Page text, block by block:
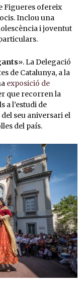
Figueres ofereix
Inclou una
i joventut
». La Delegació
de Catalunya, a la
exposició de
que recorren la
a l’estudi de
seu aniversari el
del país.